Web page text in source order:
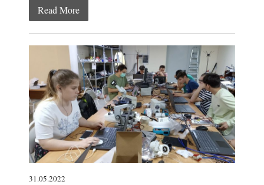
Read More
31.05.2022